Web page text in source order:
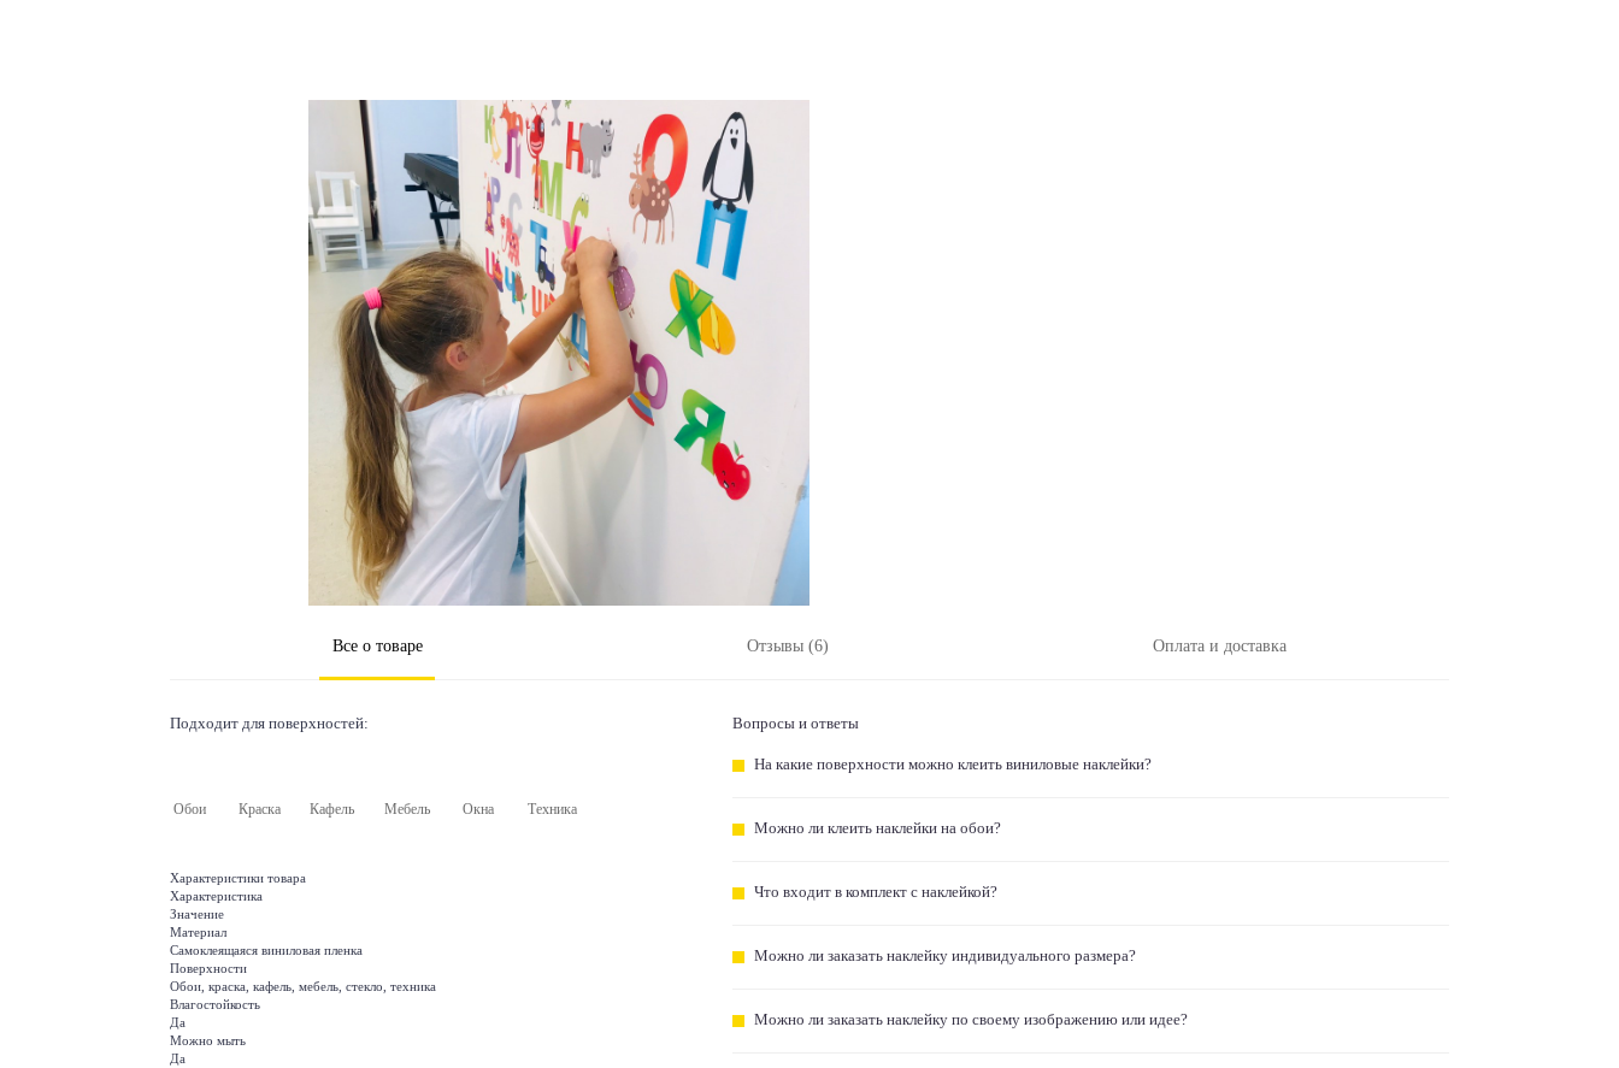
Все о товаре Отзывы (6) Оплата и доставка
Подходит для поверхностей:
Обои Краска Кафель Мебель Окна Техника
Характеристики товара
Характеристика
Значение
Материал
Самоклеящаяся виниловая пленка
Поверхности
Обои, краска, кафель, мебель, стекло, техника
Влагостойкость
Да
Можно мыть
Да
Вопросы и ответы
На какие поверхности можно клеить виниловые наклейки?
Можно ли клеить наклейки на обои?
Что входит в комплект с наклейкой?
Можно ли заказать наклейку индивидуального размера?
Можно ли заказать наклейку по своему изображению или идее?